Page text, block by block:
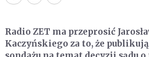
Radio ZET ma przeprosić
Kaczyńskiego za to, że